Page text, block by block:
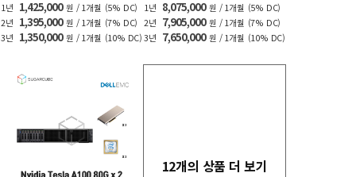
1년
1,425,000 원 / 1개월
(5% DC)
2년
1,395,000 원 / 1개월
(7% DC)
3년
1,350,000 원 / 1개월 (10% DC)
1년
8,075,000 원 / 1개월
(5% DC)
2년
7,905,000 원 / 1개월
(7% DC)
3년
7,650,000 원 / 1개월 (10% DC)
12개의 상품 더 보기